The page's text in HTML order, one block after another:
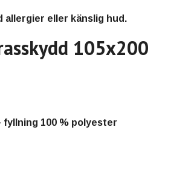
eller känslig hud.
105x200
fyllning 100 % polyester